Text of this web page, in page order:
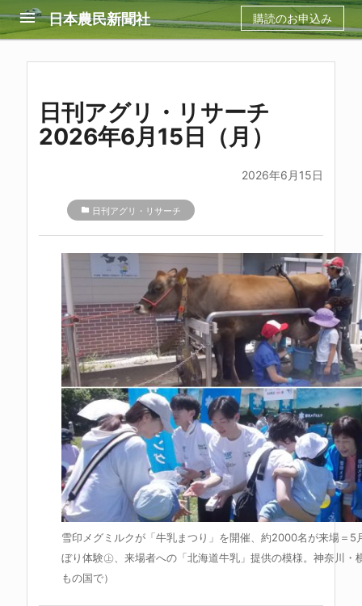
menu 日本農民新聞社 購読のお申込み
日刊アグリ・リサーチ
2026年6月15日（月）
2026年6月15日
folder 日刊アグリ・リサーチ
雪印メグミルクが「牛乳まつり」を開催、約2000名が来場＝5
ぼり体験㊤、来場者への「北海道牛乳」提供の模様。神奈川・
もの国で）